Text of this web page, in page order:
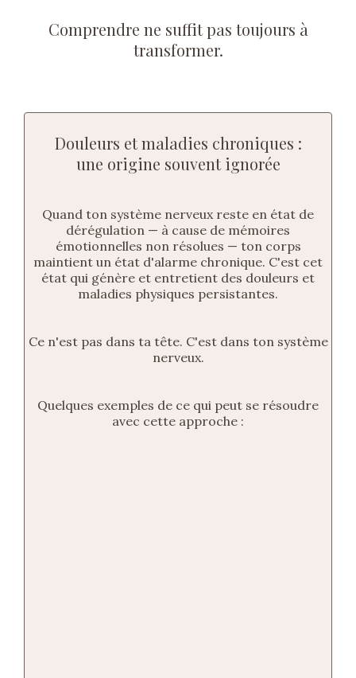
Comprendre ne suffit pas toujours à
transformer.
Douleurs et maladies chroniques :
une origine souvent ignorée
Quand ton système nerveux reste en état de
dérégulation — à cause de mémoires
émotionnelles non résolues — ton corps
maintient un état d'alarme chronique. C'est cet
état qui génère et entretient des douleurs et
maladies physiques persistantes.
Ce n'est pas dans ta tête. C'est dans ton système
nerveux.
Quelques exemples de ce qui peut se résoudre
avec cette approche :